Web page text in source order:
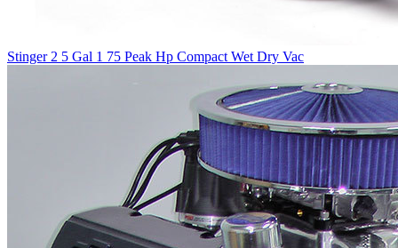
Stinger 2 5 Gal 1 75 Peak Hp Compact Wet Dry Vac